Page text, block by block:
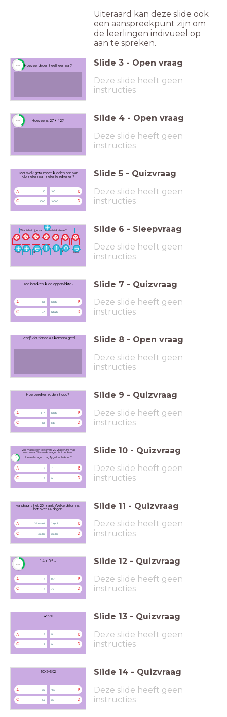
Uiteraard kan deze slide ook
een aanspreekpunt zijn om
de leerlingen indivueel op
aan te spreken.
Hoeveel dagen heeft een jaar?
0:10 Slide 3 - Open vraag
Deze slide heeft geen
instructies
Hoeveel is 27 + 42?
0:10 Slide 4 - Open vraag
Deze slide heeft geen
instructies
Door welk getal moet ik delen om van
kilometer naar meter te rekenen?
A 10 B
100
C 1000 D
10000
Slide 5 - Quizvraag
Deze slide heeft geen
instructies
Wat is het rijtje van het metriek stelsel?
km
hm dam
m dm cm
mm
Slide 6 - Sleepvraag
Deze slide heeft geen
instructies
Hoe bereken ik de oppervlakte?
A lxb B
lxbxh
C l+b D
l+b+h
Slide 7 - Quizvraag
Deze slide heeft geen
instructies
Schrijf vier tiende als komma getal Slide 8 - Open vraag
Deze slide heeft geen
instructies
Hoe bereken ik de inhoud?
A l+b+h B
lxbxh
C lxb D
l+b
Slide 9 - Quizvraag
Deze slide heeft geen
instructies
Tygo maakt een toets van 120 vragen. Hij mag
maximaal 5% van de vragen fout hebben.
Hoeveel vragen mag Tygo fout hebben?
0:30
A 5 B
7
C 6 D
9
Slide 10 - Quizvraag
Deze slide heeft geen
instructies
vandaag is het 20 maart. Welke datum is
het over 14 dagen
A 34 maart B
1 april
C 4 april D
3 april
Slide 11 - Quizvraag
Deze slide heeft geen
instructies
1,4 x 0,5 =
0:30
A 7 B
0,7
C - 7 D
70
Slide 12 - Quizvraag
Deze slide heeft geen
instructies
49:7=
A 6 B
5
C 7 D
9
Slide 13 - Quizvraag
Deze slide heeft geen
instructies
10X2+6X2
A 32 B
160
C 52 D
30
Slide 14 - Quizvraag
Deze slide heeft geen
instructies